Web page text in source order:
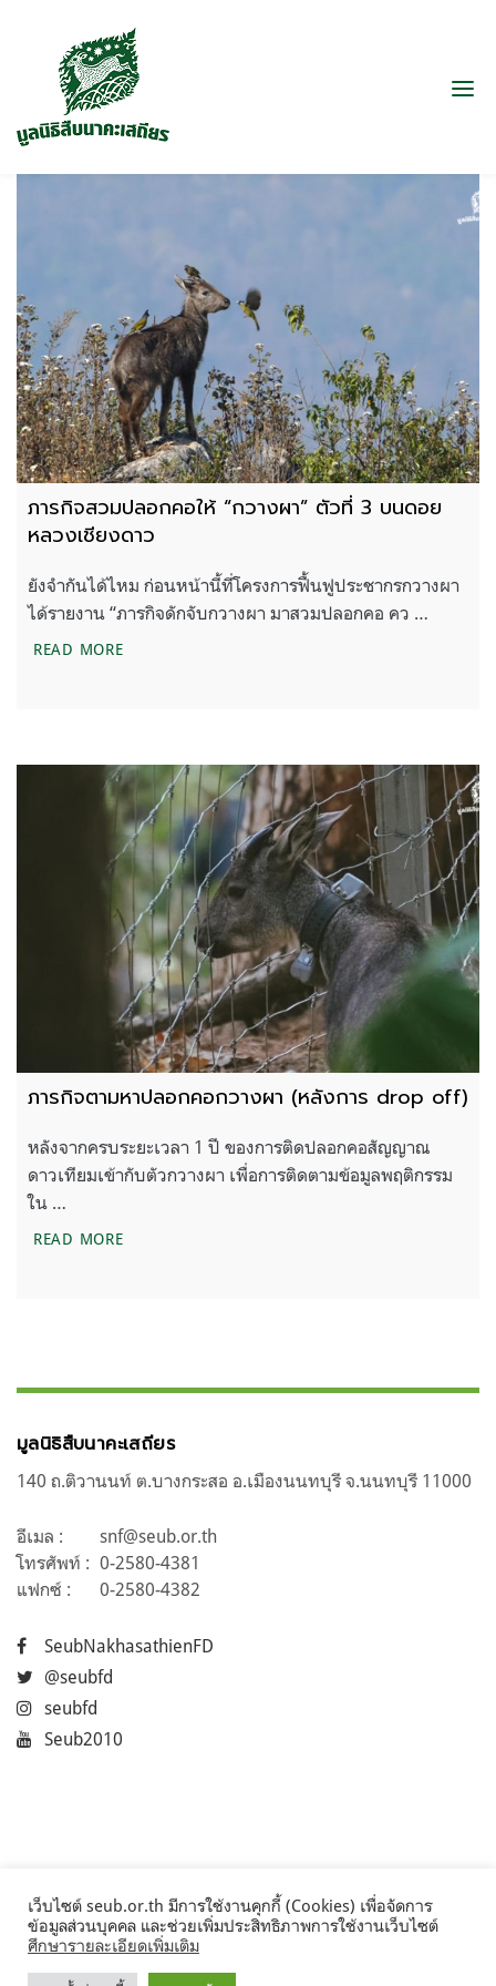
ภารกิจสวมปลอกคอให้ “กวางผา” ตัวที่ 3 บนดอย
หลวงเชียงดาว
ยังจำกันได้ไหม ก่อนหน้านี้ที่โครงการฟื้นฟูประชากรกวางผา
ได้รายงาน “ภารกิจดักจับกวางผา มาสวมปลอกคอ คว …
READ MOREภารกิจสวมปลอกคอให้ “กวางผา” ตัวที่ 3 บนดอยหลว
ภารกิจตามหาปลอกคอกวางผา (หลังการ drop off)
หลังจากครบระยะเวลา 1 ปี ของการติดปลอกคอสัญญาณ
ดาวเทียมเข้ากับตัวกวางผา เพื่อการติดตามข้อมูลพฤติกรรม
ใน …
READ MOREภารกิจตามหาปลอกคอกวางผา (หลังการ DROP OFF)
มูลนิธิสืบนาคะเสถียร
140 ถ.ติวานนท์ ต.บางกระสอ อ.เมืองนนทบุรี จ.นนทบุรี 11000
อีเมล :
snf@seub.or.th
โทรศัพท์ : 0-2580-4381
แฟกซ์ :
0-2580-4382
SeubNakhasathienFD
@seubfd
seubfd
Seub2010
เว็บไซต์ seub.or.th มีการใช้งานคุกกี้ (Cookies) เพื่อจัดการ
ข้อมูลส่วนบุคคล และช่วยเพิ่มประสิทธิภาพการใช้งานเว็บไซต์
ศึกษารายละเอียดเพิ่มเติม